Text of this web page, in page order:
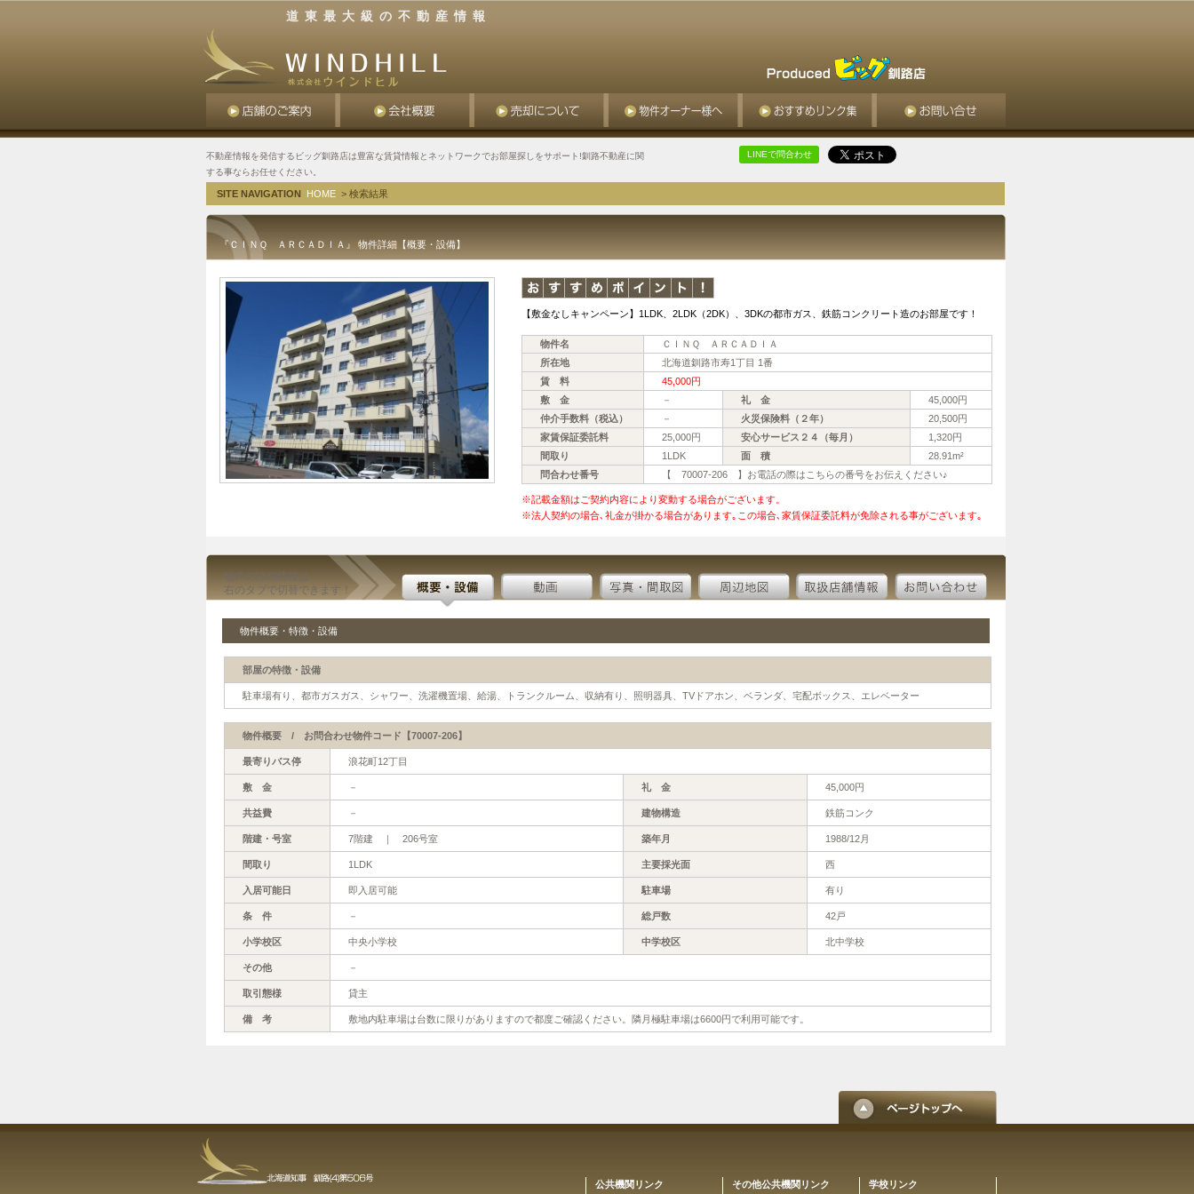
道東最大級の不動産情報
不動産情報を発信するビッグ釧路店は豊富な賃貸情報とネットワークでお部屋探しをサポート!釧路不動産に関
する事ならお任せください。
LINEで問合わせ
SITE NAVIGATION HOME > 検索結果
『ＣＩＮＱ ＡＲＣＡＤＩＡ』 物件詳細【概要・設備】
【敷金なしキャンペーン】1LDK、2LDK（2DK）、3DKの都市ガス、鉄筋コンクリート造のお部屋です！
物件名
ＣＩＮＱ ＡＲＣＡＤＩＡ
所在地
北海道釧路市寿1丁目 1番
賃 料
45,000円
敷 金
－ 礼 金
45,000円
仲介手数料（税込）
－ 火災保険料（２年）
20,500円
家賃保証委託料
25,000円 安心サービス２４（毎月）
1,320円
間取り
1LDK 面 積
28.91m²
問合わせ番号
【 70007-206 】お電話の際はこちらの番号をお伝えください♪
※記載金額はご契約内容により変動する場合がございます。
※法人契約の場合､礼金が掛かる場合があります｡この場合､家賃保証委託料が免除される事がございます｡
物件の詳細情報は
右のタブで切替できます！
物件概要・特徴・設備
部屋の特徴・設備
駐車場有り、都市ガスガス、シャワー、洗濯機置場、給湯、トランクルーム、収納有り、照明器具、TVドアホン、ベランダ、宅配ボックス、エレベーター
物件概要 / お問合わせ物件コード【70007-206】
最寄りバス停 浪花町12丁目
敷 金 － 礼 金 45,000円
共益費 － 建物構造 鉄筋コンク
階建・号室 7階建 ｜ 206号室 築年月 1988/12月
間取り 1LDK 主要採光面 西
入居可能日 即入居可能 駐車場 有り
条 件 － 総戸数 42戸
小学校区 中央小学校 中学校区 北中学校
その他 －
取引態様 貸主
備 考 敷地内駐車場は台数に限りがありますので都度ご確認ください。隣月極駐車場は6600円で利用可能です。
学校リンク
その他公共機関リンク
公共機関リンク